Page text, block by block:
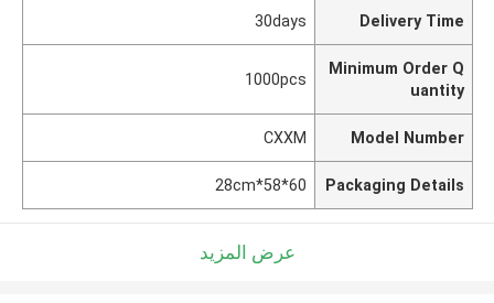
Delivery Time
30days
Minimum Order Q
uantity
1000pcs
Model Number
CXXM
Packaging Details
60*58*28cm
عرض المزيد